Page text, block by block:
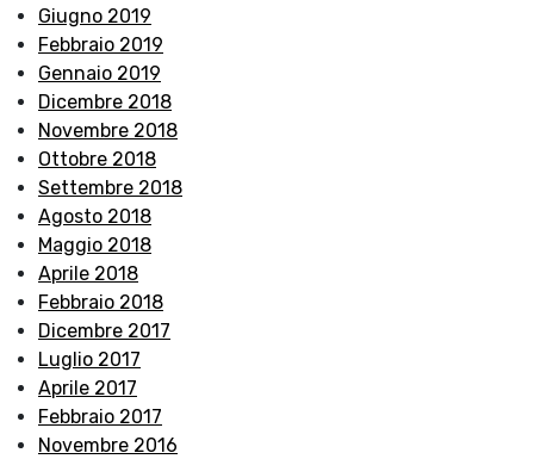
Giugno 2019
Febbraio 2019
Gennaio 2019
Dicembre 2018
Novembre 2018
Ottobre 2018
Settembre 2018
Agosto 2018
Maggio 2018
Aprile 2018
Febbraio 2018
Dicembre 2017
Luglio 2017
Aprile 2017
Febbraio 2017
Novembre 2016